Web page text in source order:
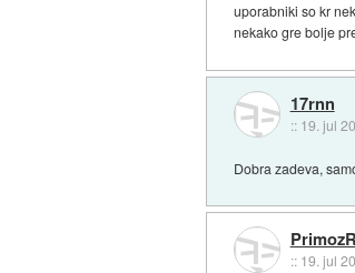
uporabniki so kr
nekako gre bolje
17rnn
:: 19. jul
Dobra zadeva,
PrimozR
:: 19. jul